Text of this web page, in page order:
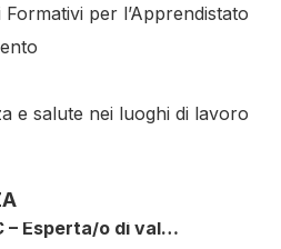
per l’Apprendistato
e salute nei luoghi di lavoro
– Esperta/o di val…